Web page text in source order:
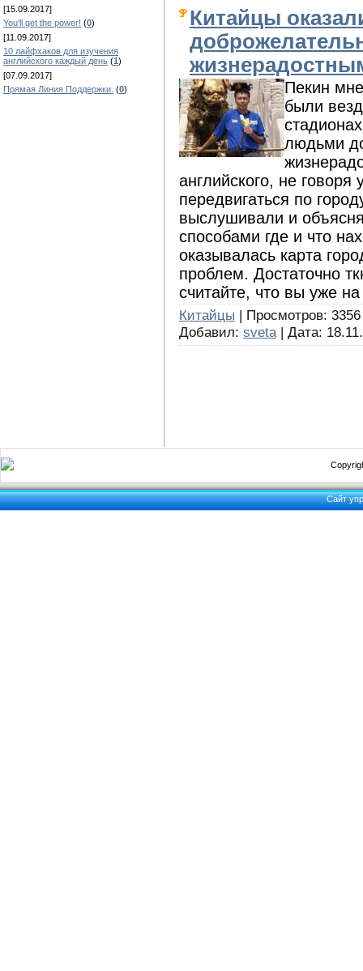
[15.09.2017]
You'll get the power! (0)
[11.09.2017]
10 лайфхаков для изучения
английского каждый день (1)
[07.09.2017]
Прямая Линия Поддержки. (0)
Китайцы
Пекин
были
людьми
английского, не
передвигаться по
выслушивали и
способами где и что
оказывалась карта
проблем. Достаточно
считайте, что вы уже
Китайцы | Просмотров:
Добавил: sveta | Дата:
Сайт